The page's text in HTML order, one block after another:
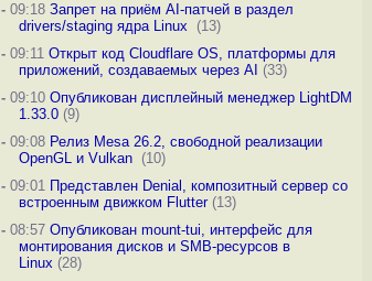
-09:18 Запрет на приём AI-патчей в раздел
drivers/staging ядра Linux
(13)
-09:11 Открыт код Cloudflare OS, платформы для
приложений, создаваемых через AI (33)
-09:10 Опубликован дисплейный менеджер LightDM
1.33.0(9)
-09:08 Релиз Mesa 26.2, свободной реализации
OpenGL и Vulkan (10)
-09:01 Представлен Denial, композитный сервер со
встроенным движком Flutter(13)
-08:57 Опубликован mount-tui, интерфейс для
монтирования дисков и SMB-ресурсов в
Linux (28)